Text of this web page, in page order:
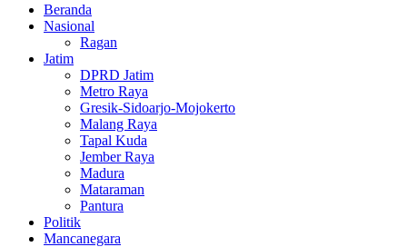
Beranda
Nasional
Ragan
Jatim
DPRD Jatim
Metro Raya
Gresik-Sidoarjo-Mojokerto
Malang Raya
Tapal Kuda
Jember Raya
Madura
Mataraman
Pantura
Politik
Mancanegara